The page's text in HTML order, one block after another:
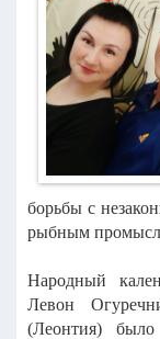
борьбы с
рыбным
Народный
Левон
(Леонтия)